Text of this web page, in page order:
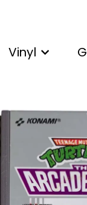
Vinyl